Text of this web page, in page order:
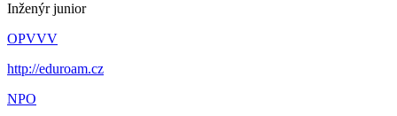
Inženýr junior
OPVVV
http://eduroam.cz
NPO